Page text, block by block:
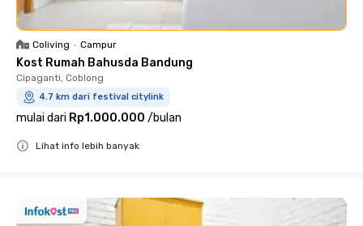
Coliving • Campur
Kost Rumah Bahusda Bandung
Cipaganti, Coblong
4.7 km dari festival citylink
mulai dari Rp1.000.000 /bulan
Lihat info lebih banyak